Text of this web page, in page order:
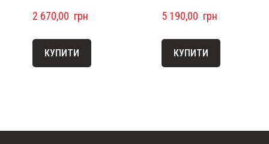
2 670,00  грн
КУПИТИ
5 190,00  грн
КУПИТИ